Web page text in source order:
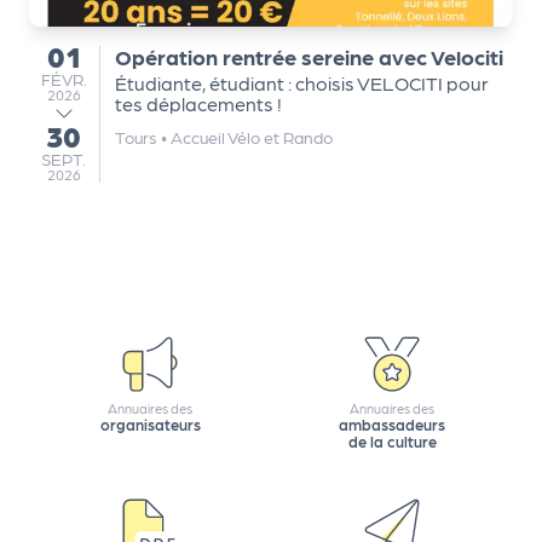
du
01
FÉVRIER
FÉVR.
2026
au
30
SEPTEMBRE
SEPT.
2026
Opération rentrée sereine avec Velociti
Étudiante, étudiant : choisis VELOCITI pour
tes déplacements !
Tours • Accueil Vélo et Rando
Annuaires des
organisateurs
Annuaires des
ambassadeurs
de la culture
tt
e
r